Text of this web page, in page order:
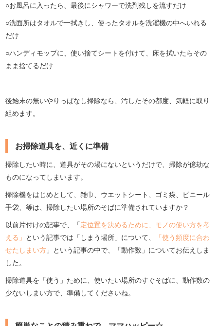
○お風呂に入ったら、最後にシャワーで洗剤残しを流すだけ
○洗面所はタオルで一拭きし、使ったタオルを洗濯機の中へいれる
だけ
○ハンディモップに、使い捨てシートを付けて、床を拭いたらその
まま捨てるだけ
後始末の無いやりっぱなし掃除なら、汚したその都度、気軽に取り
組めます。
お掃除道具を、近くに準備
掃除したい時に、道具がその場にないというだけで、掃除が億劫な
ものになってしまいます。
掃除機をはじめとして、雑巾、ウエットシート、ゴミ袋、ビニール
手袋、等は、掃除したい場所のそばに準備されていますか？
以前片付けの記事で、「定位置を決めるために、モノの使い方を考
える」 という記事では「しまう場所」について、
「使う頻度に合わ
せたしまい方 」という記事の中で、「動作数」についてお伝えしま
した。
掃除道具を「使う」ために、使いたい場所のすぐそばに、動作数の
少ないしまい方で、準備してくださいね。